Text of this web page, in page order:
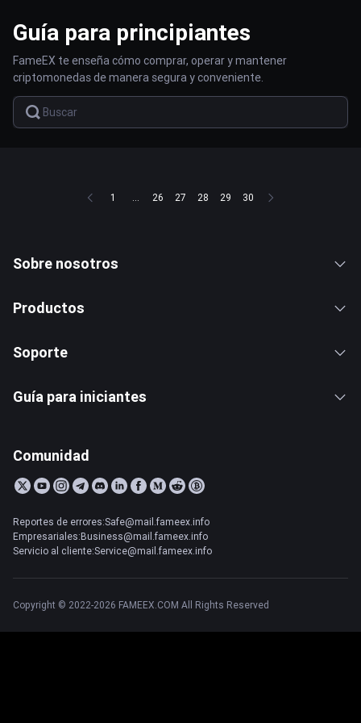
Guía para principiantes
FameEX te enseña cómo comprar, operar y mantener
criptomonedas de manera segura y conveniente.
1 ... 26 27 28 29 30
Sobre nosotros
Productos
Soporte
Guía para iniciantes
Comunidad
Reportes de errores:Safe@mail.fameex.info
Empresariales:Business@mail.fameex.info
Servicio al cliente:Service@mail.fameex.info
Copyright © 2022-2026 FAMEEX.COM All Rights Reserved